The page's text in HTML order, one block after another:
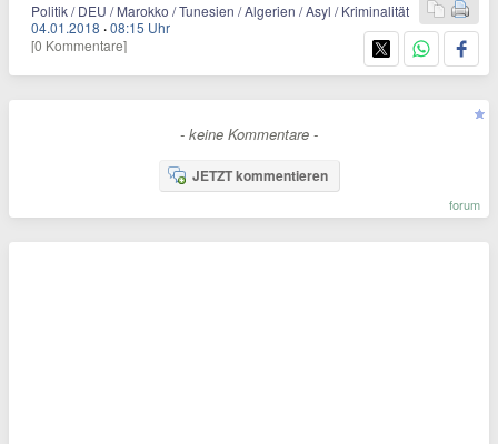
Politik / DEU / Marokko / Tunesien / Algerien / Asyl / Kriminalität
04.01.2018 ·08:15 Uhr
[0 Kommentare]
- keine Kommentare -
JETZT kommentieren
forum